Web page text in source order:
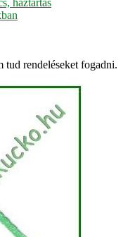
tud rendeléseket fogadni.